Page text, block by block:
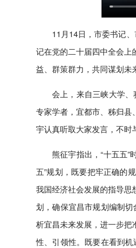
11月14日，市委书记
记在党的二十届四中全会上
益、群策群力，共同谋划未
会上，来自三峡大学
专家学者，宜都市、秭归县
宇认真听取大家发言，不时
熊征宇指出，“十五五
五”规划，既要把牢正确的
我国经济社会发展的指导思
划，确保宜昌市规划编制
析宜昌未来发展，进一步把
性、引领性。既要在看到